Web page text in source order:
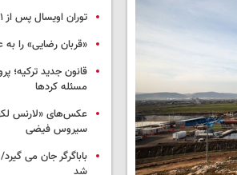
توران اویسال پس از ۳۱ سال زندان آزاد شد
«قربان رضایی» را
قانون جدید ترکیه؛
مسئله کردها
عکس‌های «لارنس
سیروس فیضی
باباگرگر جان می